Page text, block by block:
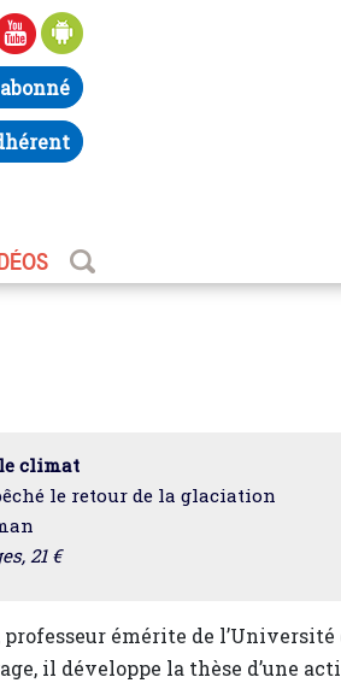
climat
le retour de la glaciation
21 €
émérite de l’Université
il développe la thèse d’une